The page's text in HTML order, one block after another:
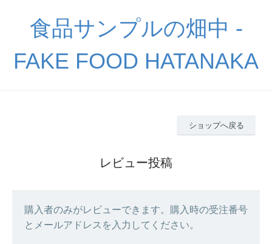
食品サンプルの畑中 -
FAKE FOOD HATANAKA
ショップへ戻る
レビュー投稿
購入者のみがレビューできます。購入時の受注番号
とメールアドレスを入力してください。